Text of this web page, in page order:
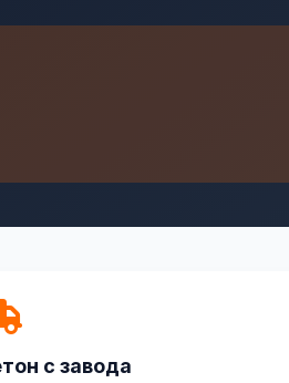
с завода